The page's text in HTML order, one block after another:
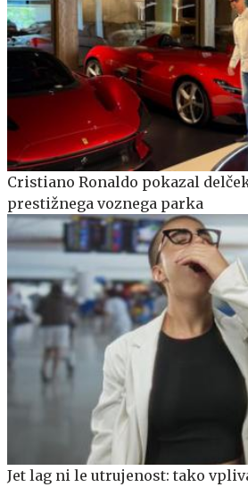
Cristiano Ronaldo pokazal
prestižnega voznega parka
Jet lag ni le utrujenost: tako